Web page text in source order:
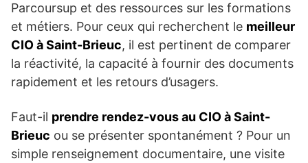
Parcoursup et des ressources sur les formations
et métiers. Pour ceux qui recherchent le meilleur
CIO à Saint-Brieuc, il est pertinent de comparer
la réactivité, la capacité à fournir des documents
rapidement et les retours d’usagers.
Faut-il prendre rendez-vous au CIO à Saint-
Brieuc ou se présenter spontanément ? Pour un
simple renseignement documentaire, une visite